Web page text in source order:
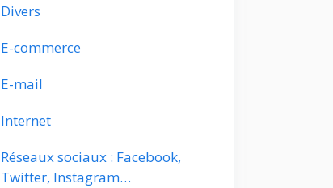
Divers
E-commerce
E-mail
Internet
Réseaux sociaux : Facebook,
Twitter, Instagram…